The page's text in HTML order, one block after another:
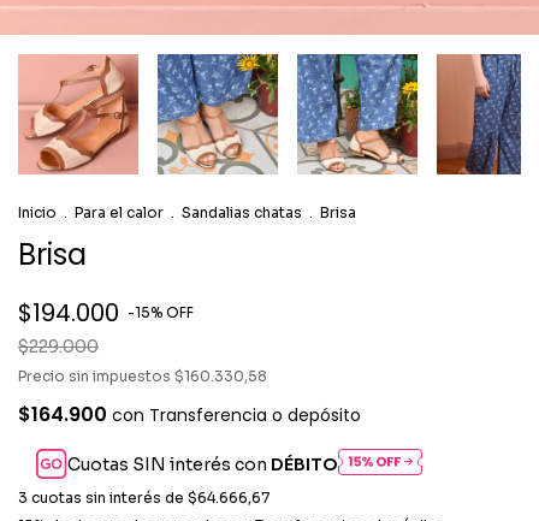
Inicio . Para el calor . Sandalias chatas . Brisa
Brisa
$194.000 -15% OFF
$229.000
Precio sin impuestos $160.330,58
$164.900 con Transferencia o depósito
Cuotas SIN interés con DÉBITO
3 cuotas sin interés de $64.666,67